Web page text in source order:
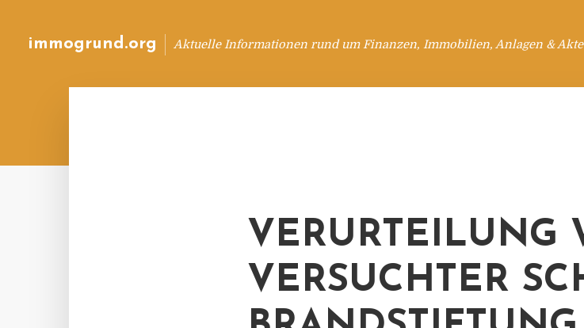
immogrund.org Aktuelle Informationen rund um Finanzen, Immobilien, Anlagen &
VERURTEILUNG
VERSUCHTER